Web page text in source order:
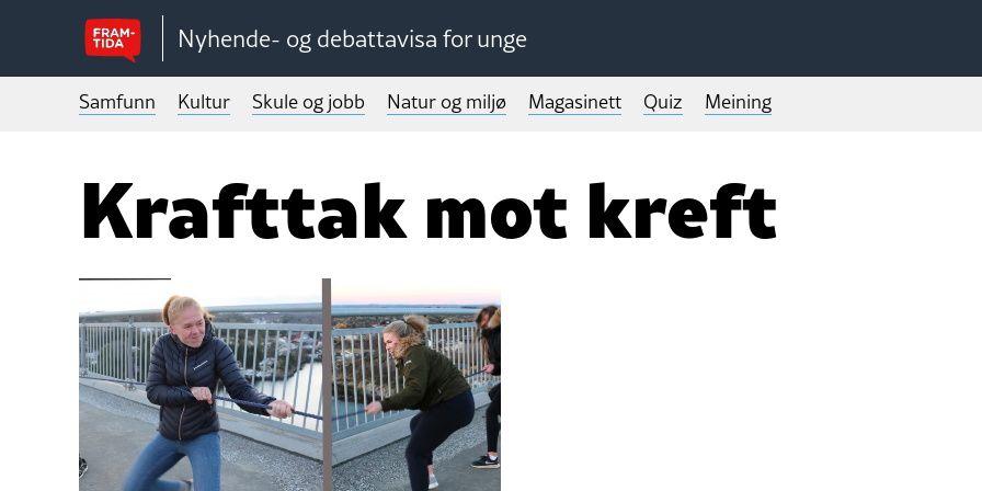
Nyhende- og debattavisa for unge
Samfunn Kultur Skule og jobb Natur og miljø Magasinett Quiz Meining
Krafttak mot kreft